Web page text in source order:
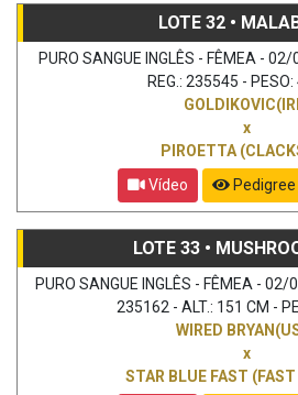
LOTE 32 •
PURO SANGUE INGLÊS - FÊMEA -
REG.: 235545 - PESO:
x
PIROETTA
Vídeo
LOTE 33 •
PURO SANGUE INGLÊS - FÊMEA -
235162 - ALT.: 151 CM -
WIRED
x
STAR BLUE FAST (FAST